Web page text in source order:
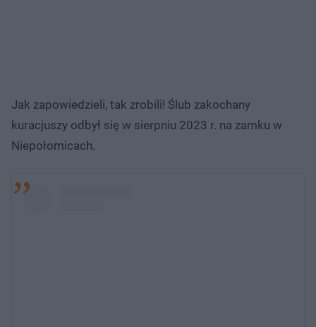
Jak zapowiedzieli, tak zrobili! Ślub zakochany
kuracjuszy odbył się w sierpniu 2023 r. na zamku w
Niepołomicach.